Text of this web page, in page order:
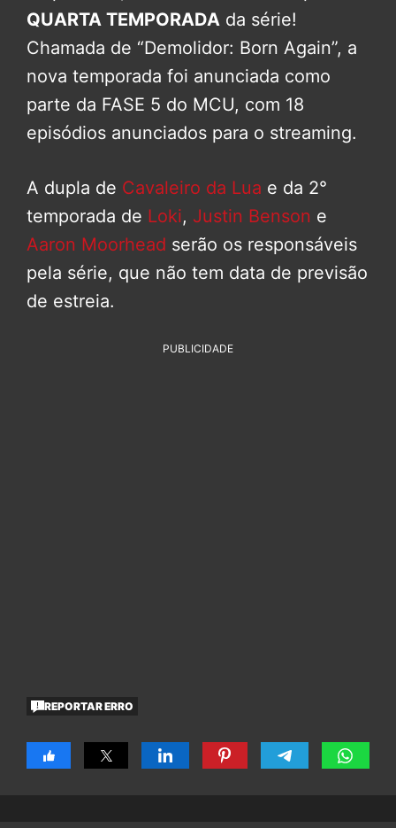
QUARTA TEMPORADA da série!
Chamada de “Demolidor: Born Again”, a
nova temporada foi anunciada como
parte da FASE 5 do MCU, com 18
episódios anunciados para o streaming.
A dupla de Cavaleiro da Lua e da 2°
temporada de Loki, Justin Benson e
Aaron Moorhead serão os responsáveis
pela série, que não tem data de previsão
de estreia.
PUBLICIDADE
REPORTAR ERRO